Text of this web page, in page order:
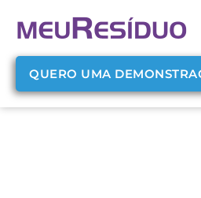
QUERO UMA